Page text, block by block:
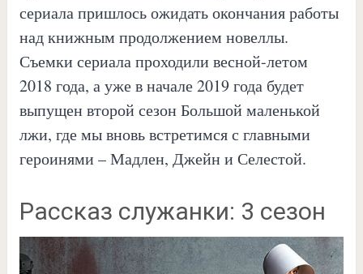
сериала пришлось ожидать окончания работы
над книжным продолжением новеллы.
Съемки сериала проходили весной-летом
2018 года, а уже в начале 2019 года будет
выпущен второй сезон Большой маленькой
лжи, где мы вновь встретимся с главными
героинями – Мадлен, Джейн и Селестой.
Рассказ служанки: 3 сезон